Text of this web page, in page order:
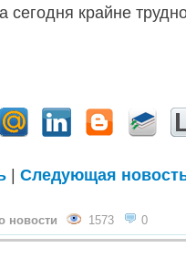
сегодня крайне
| Следующая
новости 1573 0